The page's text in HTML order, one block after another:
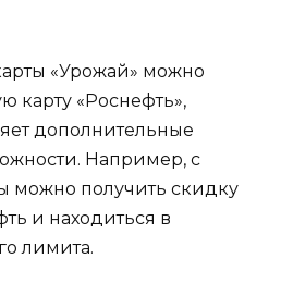
«Урожай» можно
карту «Роснефть»,
дополнительные
Например, с
можно получить скидку
и находиться в
лимита.